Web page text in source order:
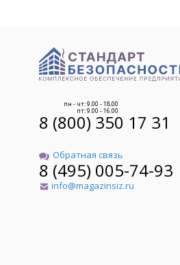
пн - чт: 9.00 - 18.00
пт: 9.00 - 16.00
8 (800) 350 17 31
Обратная связь
8 (495) 005-74-93
info@magazinsiz.ru